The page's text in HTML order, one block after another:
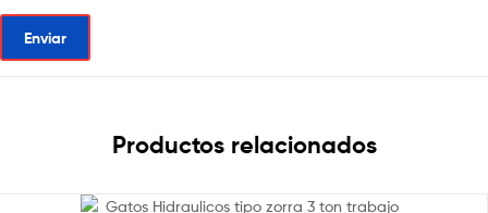
Productos relacionados